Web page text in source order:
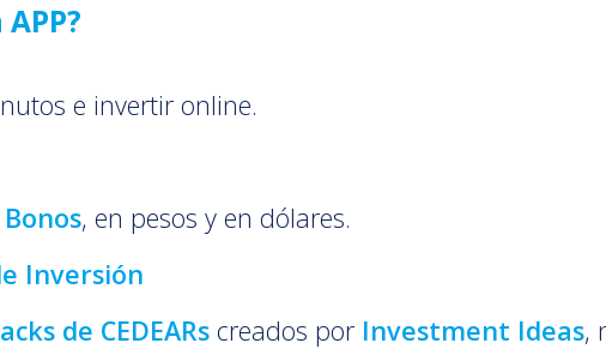
e invertir online.
Bonos, en pesos y en dólares.
Inversión
de CEDEARs creados por Investment Ideas,